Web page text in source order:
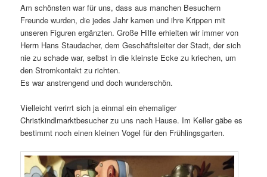
Am schönsten war für uns, dass aus manchen Besuchern
Freunde wurden, die jedes Jahr kamen und ihre Krippen mit
unseren Figuren ergänzten. Große Hilfe erhielten wir immer von
Herrn Hans Staudacher, dem Geschäftsleiter der Stadt, der sich
nie zu schade war, selbst in die kleinste Ecke zu kriechen, um
den Stromkontakt zu richten.
Es war anstrengend und doch wunderschön.
Vielleicht verirrt sich ja einmal ein ehemaliger
Christkindlmarktbesucher zu uns nach Hause. Im Keller gäbe es
bestimmt noch einen kleinen Vogel für den Frühlingsgarten.